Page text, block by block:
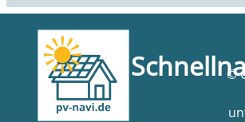
©